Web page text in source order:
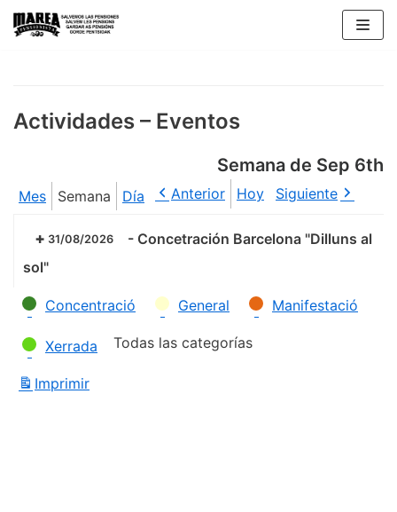
Saltar
Actividades – Eventos
Semana de Sep 6th
Mes Semana Día Anterior Hoy Siguiente
31/08/2026 - Concetración Barcelona "Dilluns al
sol"
Categorías
Concentració General Manifestació
Xerrada Todas las categorías
Imprimir